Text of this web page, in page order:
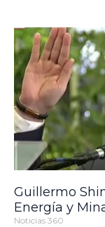
Guillermo
Energía y
Noticias 360